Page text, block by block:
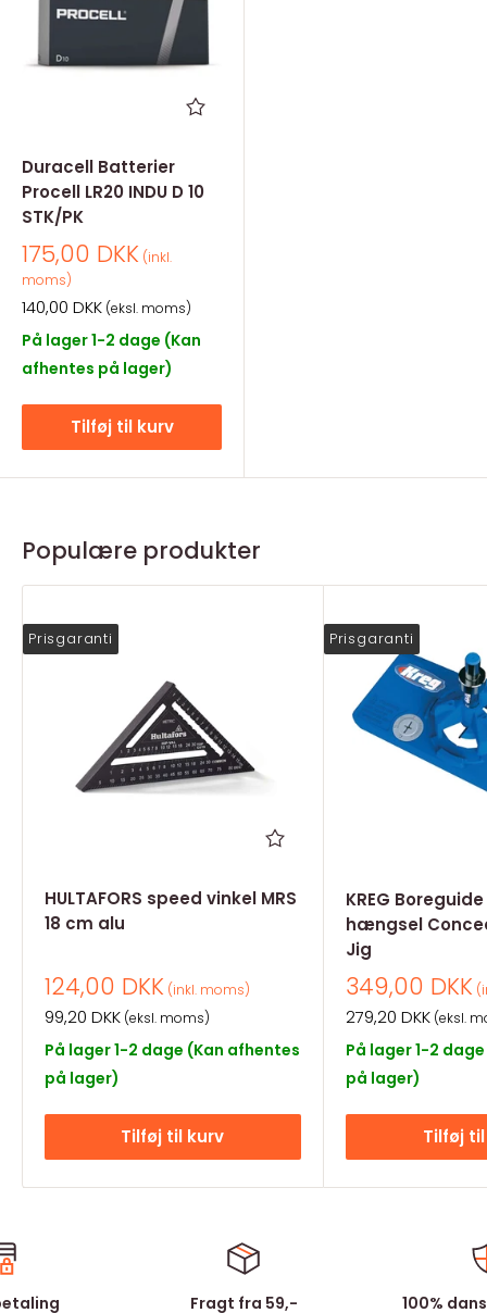
Duracell Batterier
Procell LR20 INDU D 10
STK/PK
Salgspris
175,00 DKK (inkl.
moms)
Salgspris
140,00 DKK (eksl. moms)
På lager 1-2 dage (Kan
afhentes på lager)
Tilføj til kurv
Populære produkter
Prisgaranti
HULTAFORS speed vinkel MRS
18 cm alu
Salgspris
124,00 DKK (inkl. moms)
Salgspris
99,20 DKK (eksl. moms)
På lager 1-2 dage (Kan afhentes
på lager)
Tilføj til kurv
Prisgaranti
KREG
hængsel
Jig
Salgspris
349,00 DKK
Salgspris
279,20 DKK(eksl.
På lager 1-2
på lager)
Tilføj
Fragt fra 59,- 100%